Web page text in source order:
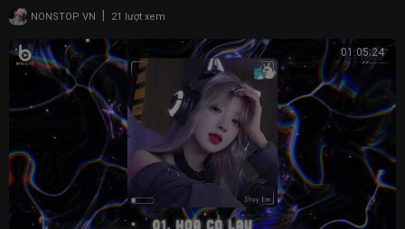
NONSTOP VN | 21 lượt xem
01:05:24